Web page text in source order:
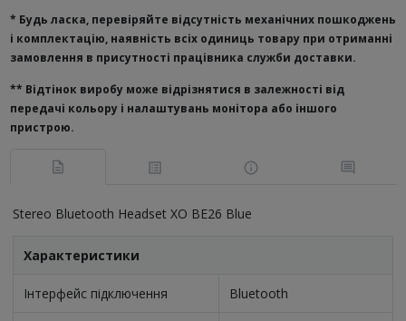
* Будь ласка, перевіряйте відсутність механічних пошкоджень
і комплектацію, наявність всіх одиниць товару при отриманні
замовлення в присутності працівника служби доставки.
** Відтінок виробу може відрізнятися в залежності від
передачі кольору і налаштувань монітора або іншого
пристрою.
Stereo Bluetooth Headset XO BE26 Blue
Характеристики
Інтерфейс підключення Bluetooth